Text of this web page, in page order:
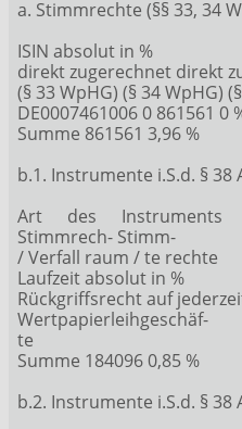
a. Stimmrechte (§§ 33, 34
ISIN absolut in %
direkt zugerechnet direkt
(§ 33 WpHG) (§ 34 WpHG)
DE0007461006 0 861561 0
Summe 861561 3,96 %
b.1. Instrumente i.S.d. § 38
Art des Instruments
Stimmrech- Stimm-
/ Verfall raum / te rechte
Laufzeit absolut in %
Rückgriffsrecht auf
Wertpapierleihgeschäf-
te
Summe 184096 0,85 %
b.2. Instrumente i.S.d. § 38